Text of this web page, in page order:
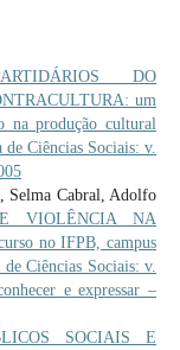
DO
um
na produção cultural
Ciências Sociais: v.
Selma Cabral, Adolfo
VIOLÊNCIA NA
no IFPB, campus
Ciências Sociais: v.
e expressar –
SOCIAIS E